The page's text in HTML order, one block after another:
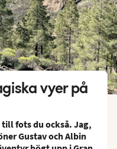
vyer på
fots du också. Jag,
Gustav och Albin